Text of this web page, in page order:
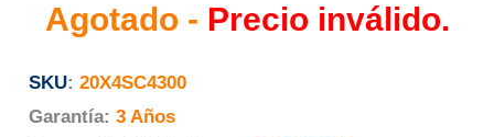
Agotado - Precio inválido.
SKU:20X4SC4300
Garantía:3 Años